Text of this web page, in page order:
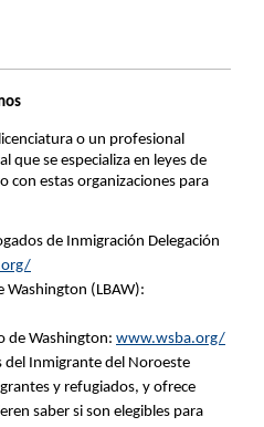
o un profesional
que se especializa en leyes de
con estas organizaciones para
de Inmigración Delegación
Washington (LBAW):
de Washington: www.wsba.org/
del Inmigrante del Noroeste
y refugiados, y ofrece
saber si son elegibles para